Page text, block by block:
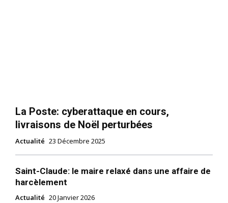
La Poste: cyberattaque en cours,
livraisons de Noël perturbées
Actualité 23 Décembre 2025
Saint-Claude: le maire relaxé dans une affaire de
harcèlement
Actualité 20 Janvier 2026